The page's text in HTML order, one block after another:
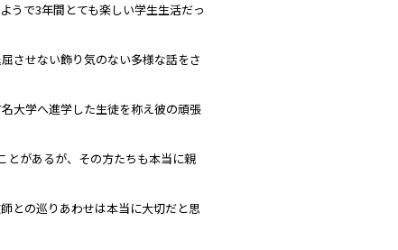
うで3年間とても楽しい学生生活だっ
させない飾り気のない多様な話をさ
大学へ進学した生徒を称え彼の頑張
とがあるが、その方たちも本当に親
との巡りあわせは本当に大切だと思